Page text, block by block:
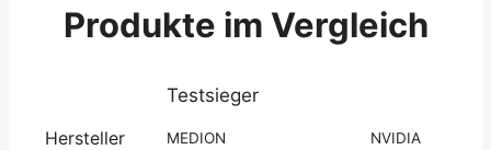
Produkte im Vergleich
Testsieger
Hersteller
MEDION NVIDIA